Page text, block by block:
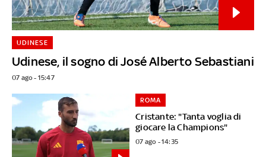
Udinese, il sogno di José Alberto Sebastiani
UDINESE
07 ago - 15:47
Cristante: "Tanta voglia di
giocare la Champions"
ROMA
07 ago - 14:35